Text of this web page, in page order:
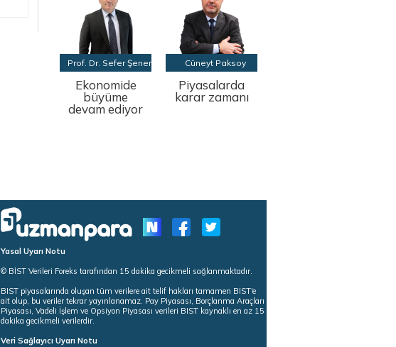
Prof. Dr. Sefer Şener
Ekonomide
büyüme
devam ediyor
Cüneyt Paksoy
Piyasalarda
karar zamanı
Yasal Uyarı Notu
© BİST Verileri Foreks tarafından 15 dakika gecikmeli sağlanmaktadır.
BIST piyasalarında oluşan tüm verilere ait telif hakları tamamen BIST'e
ait olup, bu veriler tekrar yayınlanamaz. Pay Piyasası, Borçlanma Araçları
Piyasası, Vadeli İşlem ve Opsiyon Piyasası verileri BIST kaynaklı en az 15
dakika gecikmeli verilerdir.
Veri Sağlayıcı Uyarı Notu